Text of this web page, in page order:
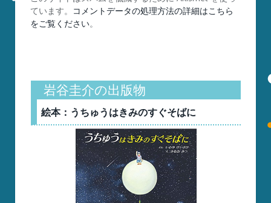
ています。 コメントデータの処理方法の詳細はこちら
をご覧ください。
岩谷圭介の出版物
絵本：うちゅうはきみのすぐそばに